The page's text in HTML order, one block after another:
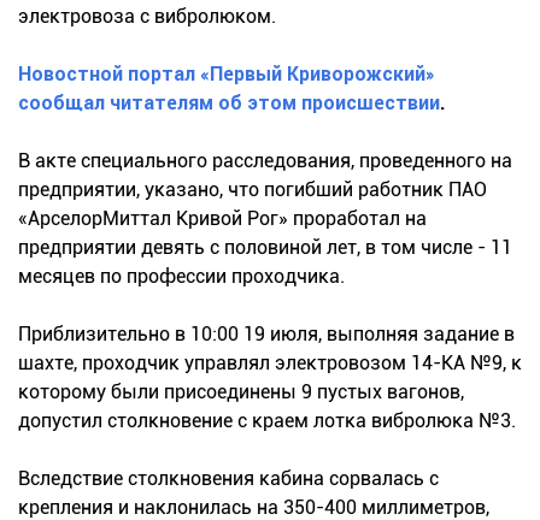
электровоза с вибролюком.
Новостной портал «Первый Криворожский»
сообщал читателям об этом происшествии.
В акте специального расследования, проведенного на
предприятии, указано, что погибший работник ПАО
«АрселорМиттал Кривой Рог» проработал на
предприятии девять с половиной лет, в том числе - 11
месяцев по профессии проходчика.
Приблизительно в 10:00 19 июля, выполняя задание в
шахте, проходчик управлял электровозом 14-КА №9, к
которому были присоединены 9 пустых вагонов,
допустил столкновение с краем лотка вибролюка №3.
Вследствие столкновения кабина сорвалась с
крепления и наклонилась на 350-400 миллиметров,